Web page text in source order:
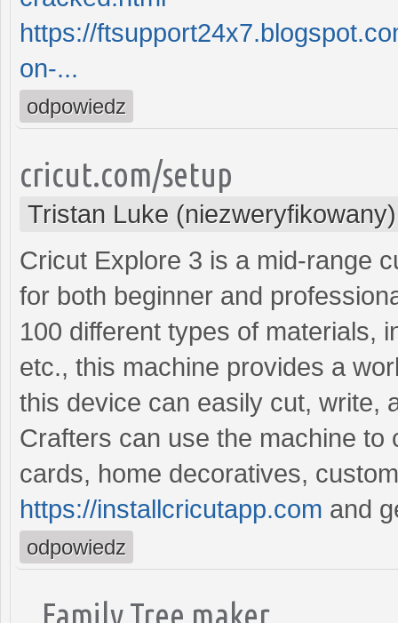
https://
on-...
odpowiedz
cricut.com/setup
Tristan Luke (niezweryfikowany)
Cricut Explore 3 is a mid-range
for both beginner and
100 different types of materials,
etc., this machine provides a
this device can easily cut, write,
Crafters can use the machine
cards, home decoratives,
https://installcricutapp.com and
odpowiedz
Family Tree maker